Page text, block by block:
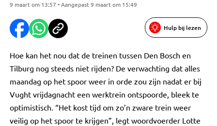
9 maart om 13:57 • Aangepast 9 maart om 15:49
Hulp bij lezen
Hoe kan het nou dat de treinen tussen Den Bosch en
Tilburg nog steeds niet rijden? De verwachting dat alles
maandag op het spoor weer in orde zou zijn nadat er bij
Vught vrijdagnacht een werktrein ontspoorde, bleek te
optimistisch. “Het kost tijd om zo’n zware trein weer
veilig op het spoor te krijgen”, legt woordvoerder Lotte